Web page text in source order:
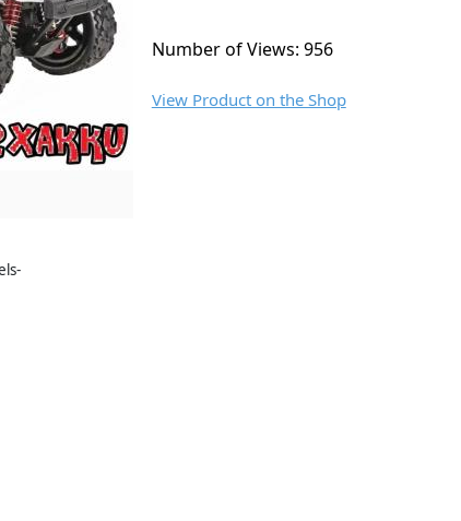
Number of Views: 956
View Product on the Shop